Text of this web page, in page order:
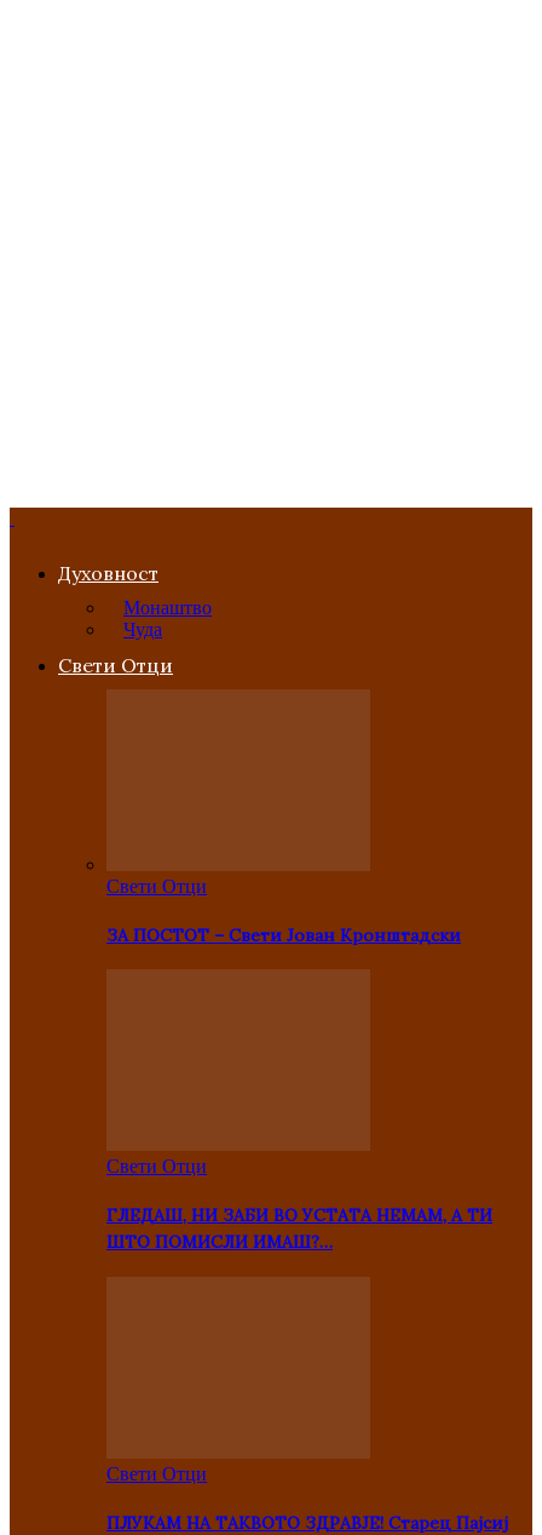
Духовност
Монаштво
Чуда
Свети Отци
Свети Отци
ЗА ПОСТОТ – Свети Јован Кронштадски
Свети Отци
ГЛЕДАШ, НИ ЗАБИ ВО УСТАТА НЕМАМ, А ТИ
ШТО ПОМИСЛИ ИМАШ?…
Свети Отци
ПЛУКАМ НА ТАКВОТО ЗДРАВЈЕ! Старец Пајсиј